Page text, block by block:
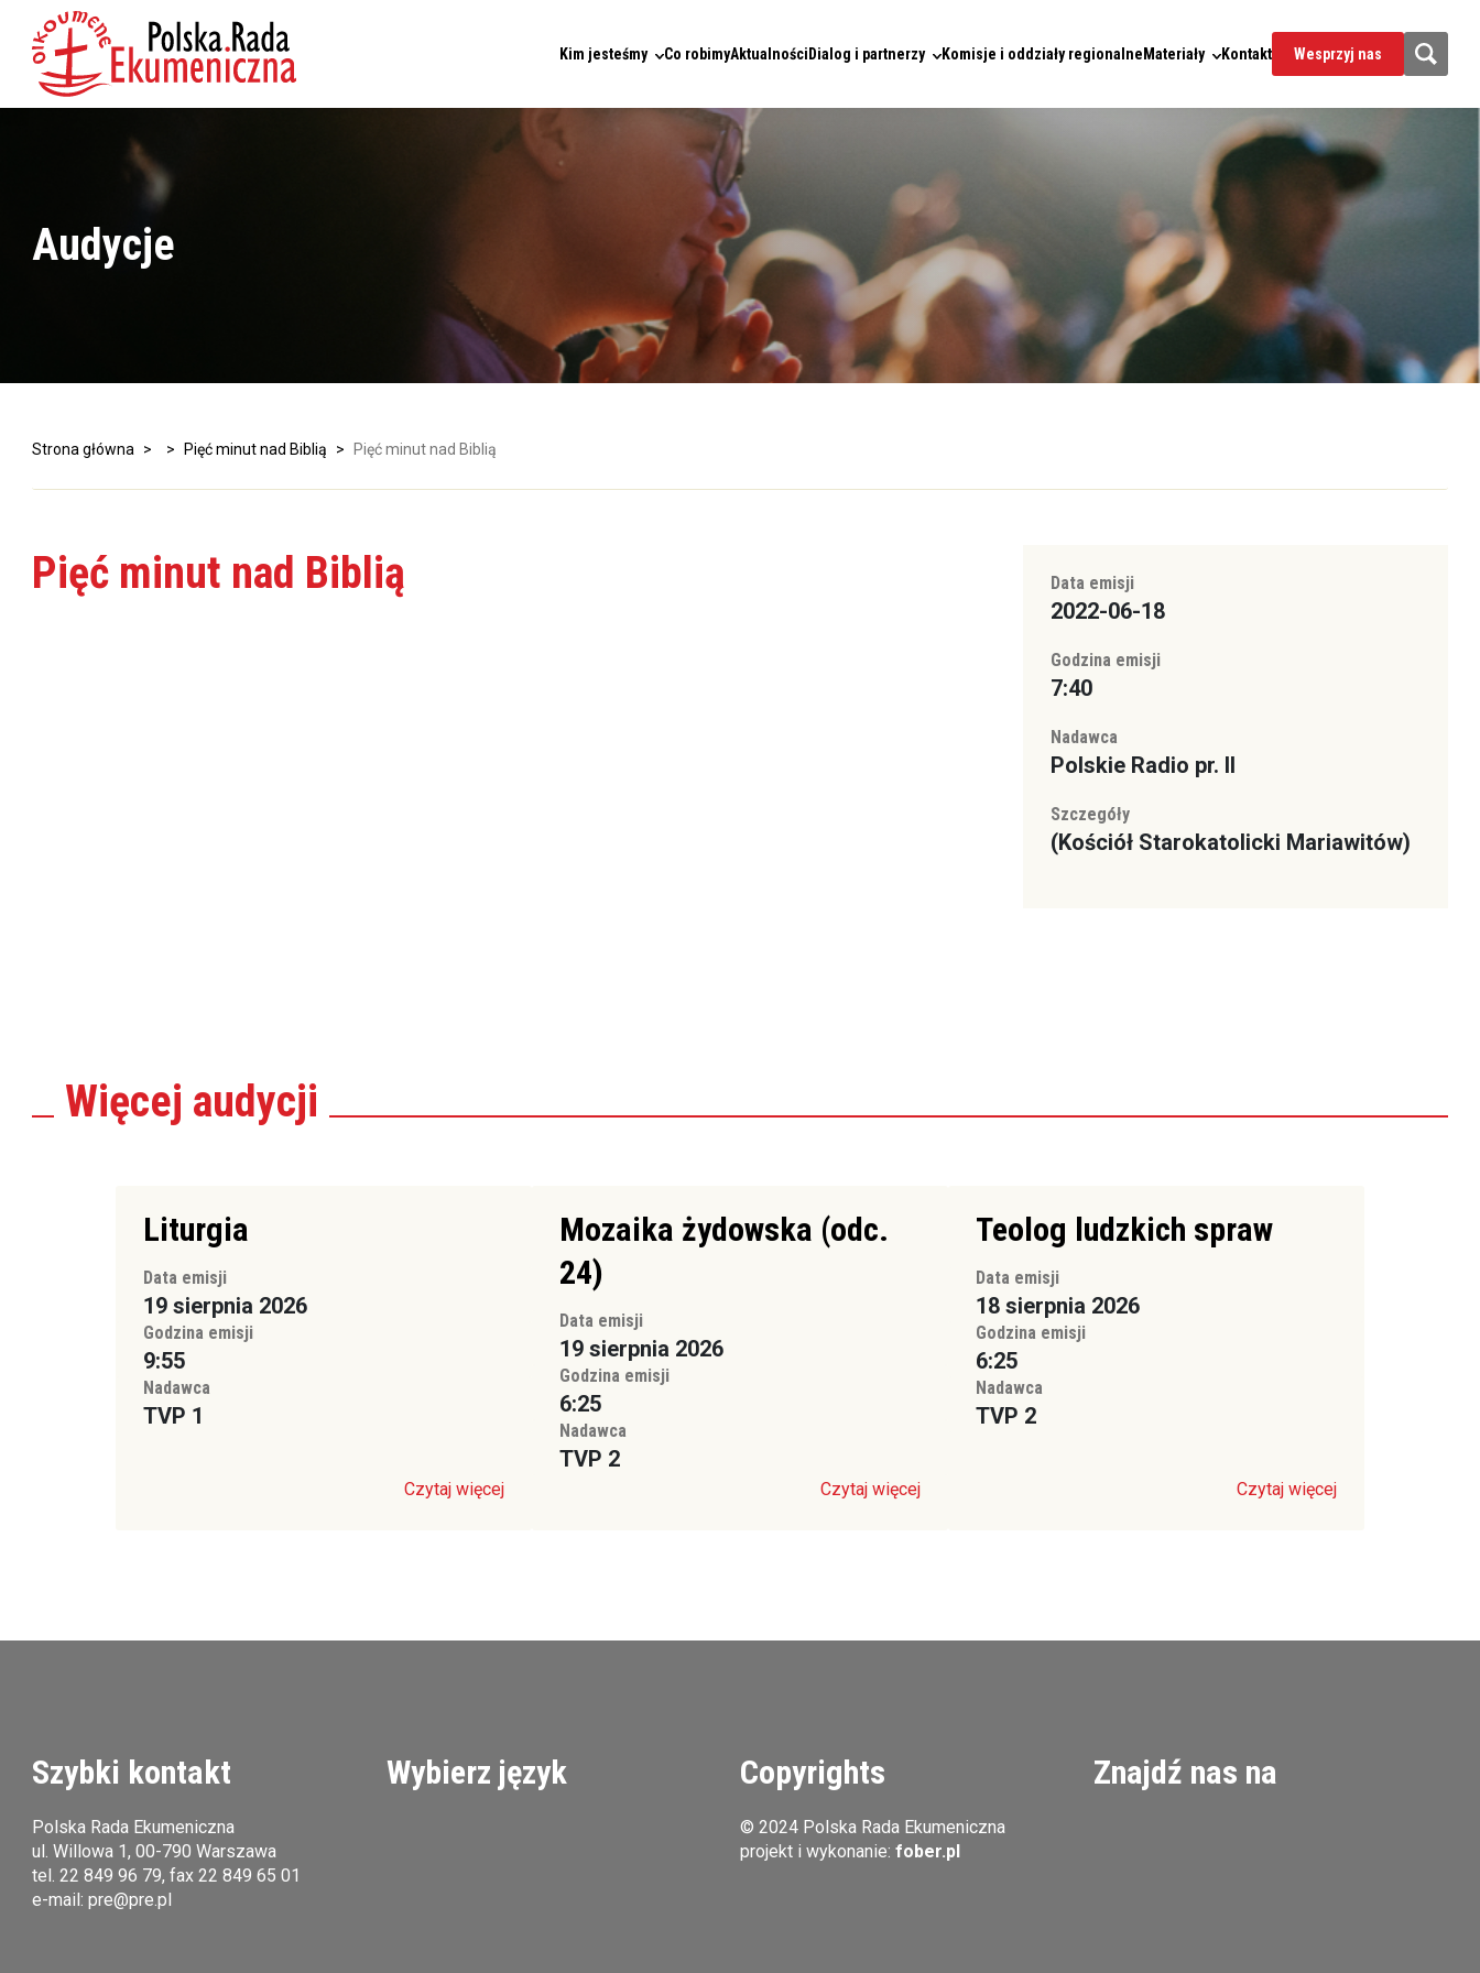
Kim jesteśmy Co robimyAktualnościDialog i partnerzy Komisje i oddziały regionalneMateriały Kontakt Wesprzyj nas
Audycje
Strona główna > > Pięć minut nad Biblią > Pięć minut nad Biblią
Pięć minut nad Biblią Data emisji
2022-06-18
Godzina emisji
7:40
Nadawca
Polskie Radio pr. II
Szczegóły
(Kościół Starokatolicki Mariawitów)
Więcej audycji
Liturgia
Data emisji
19 sierpnia 2026
Godzina emisji
9:55
Nadawca
TVP 1
Czytaj więcej
Mozaika żydowska (odc.
24)
Data emisji
19 sierpnia 2026
Godzina emisji
6:25
Nadawca
TVP 2
Czytaj więcej
Teolog ludzkich spraw
Data emisji
18 sierpnia 2026
Godzina emisji
6:25
Nadawca
TVP 2
Czytaj więcej
Szybki kontakt
Polska Rada Ekumeniczna
ul. Willowa 1, 00-790 Warszawa
tel.22 849 96 79, fax 22 849 65 01
e-mail:pre@pre.pl
Wybierz język Copyrights
© 2024 Polska Rada Ekumeniczna
projekt i wykonanie: fober.pl
Znajdź nas na